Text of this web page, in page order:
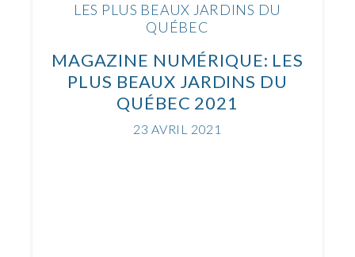
LES PLUS BEAUX JARDINS DU
QUÉBEC
MAGAZINE NUMÉRIQUE: LES
PLUS BEAUX JARDINS DU
QUÉBEC 2021
23 AVRIL 2021